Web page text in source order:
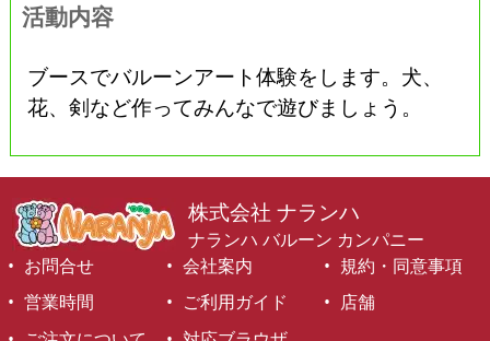
活動内容
ブースでバルーンアート体験をします。犬、
花、剣など作ってみんなで遊びましょう。
株式会社 ナランハ
ナランハ バルーン カンパニー
お問合せ
会社案内
規約・同意事項
営業時間
ご利用ガイド
店舗